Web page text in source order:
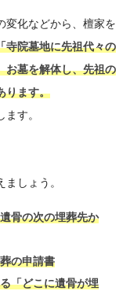
変化などから、檀家を
寺院墓地に先祖代々の
お墓を解体し、先祖の
ります。
す。
しょう。
骨の次の埋葬先か
の申請書
「どこに遺骨が埋